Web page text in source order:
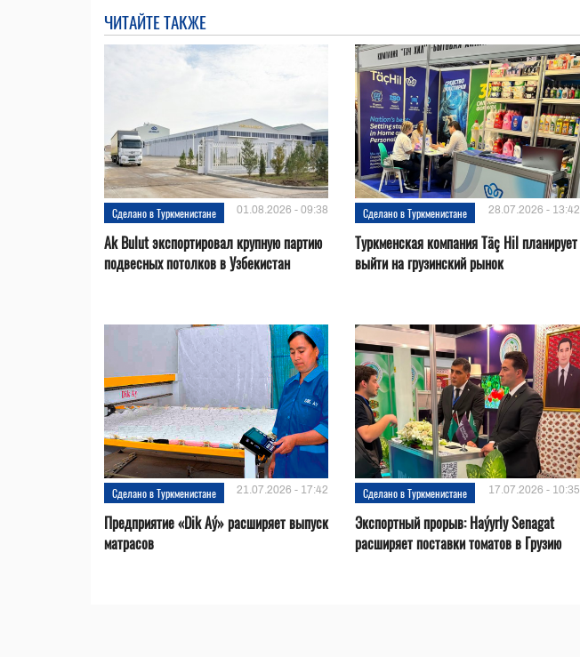
ЧИТАЙТЕ ТАКЖЕ
Сделано в Туркменистане 01.08.2026 - 09:38
Ak Bulut экспортировал крупную партию
подвесных потолков в Узбекистан
Сделано в Туркменистане 28.07.2026 - 13:42
Туркменская компания Täç Hil планирует
выйти на грузинский рынок
Сделано в Туркменистане 21.07.2026 - 17:42
Предприятие «Dik Aý» расширяет выпуск
матрасов
Сделано в Туркменистане 17.07.2026 - 10:35
Экспортный прорыв: Haýyrly Senagat
расширяет поставки томатов в Грузию